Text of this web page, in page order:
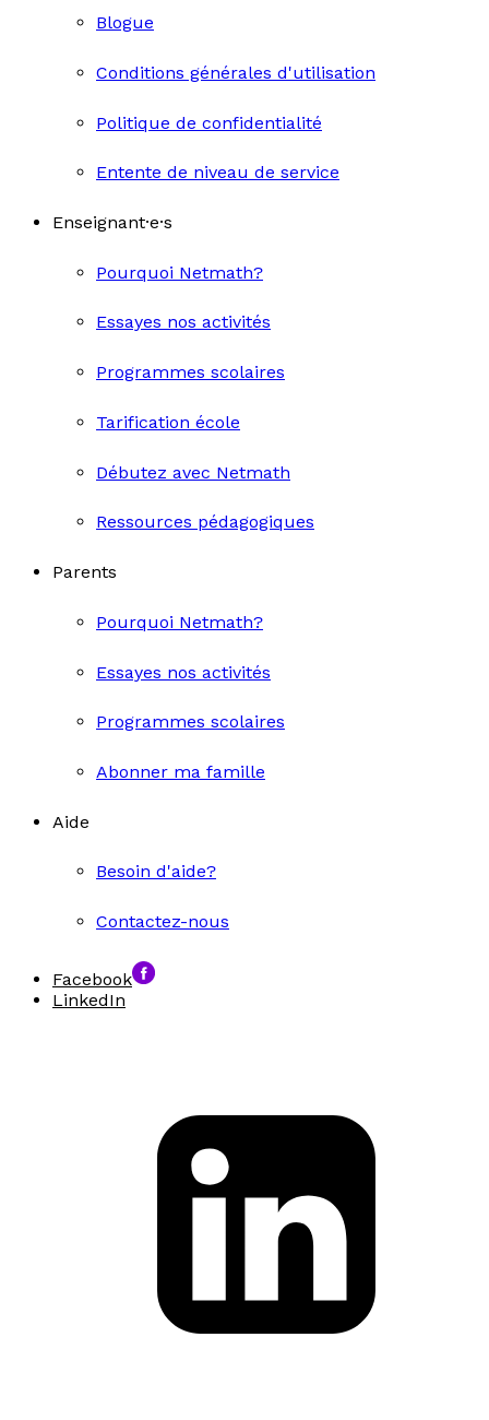
Blogue
Conditions générales d'utilisation
Politique de confidentialité
Entente de niveau de service
Enseignant·e·s
Pourquoi Netmath?
Essayes nos activités
Programmes scolaires
Tarification école
Débutez avec Netmath
Ressources pédagogiques
Parents
Pourquoi Netmath?
Essayes nos activités
Programmes scolaires
Abonner ma famille
Aide
Besoin d'aide?
Contactez-nous
Facebook
LinkedIn